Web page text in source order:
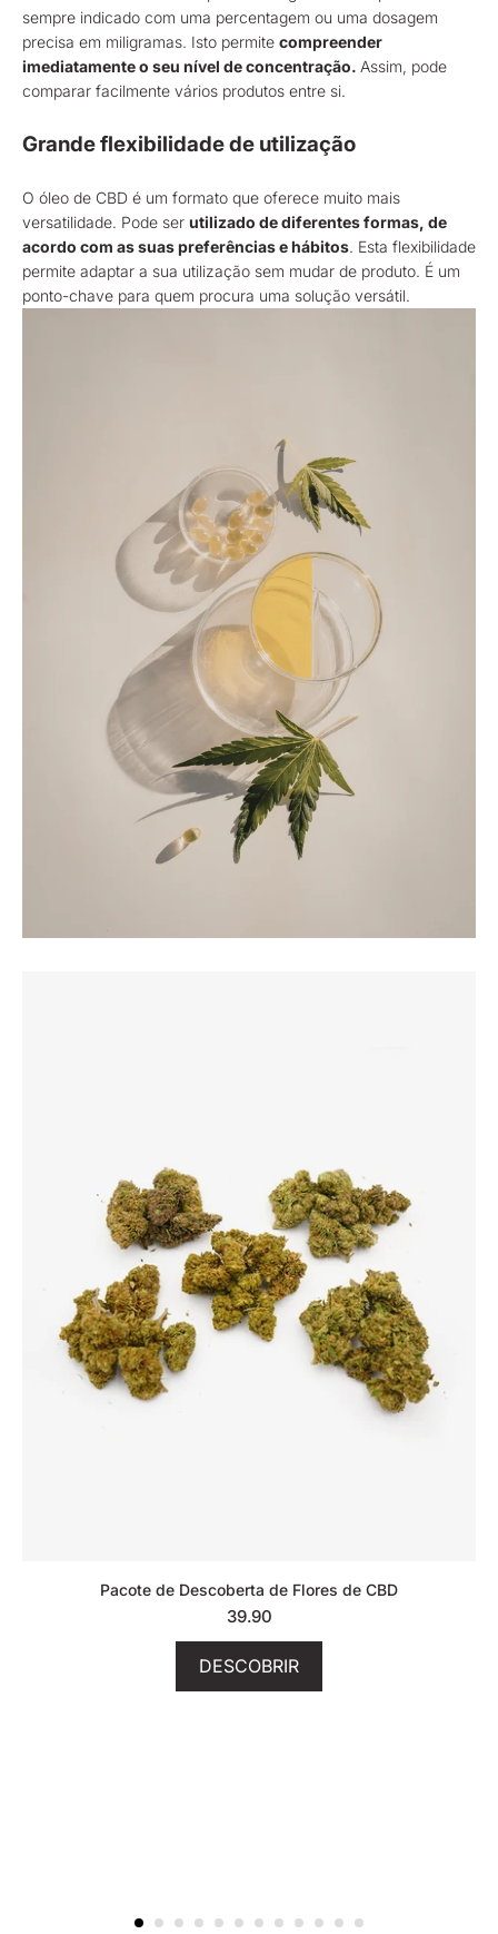
sempre indicado com uma percentagem ou uma dosagem
precisa em miligramas. Isto permite compreender
imediatamente o seu nível de concentração. Assim, pode
comparar facilmente vários produtos entre si.
Grande flexibilidade de utilização
O óleo de CBD é um formato que oferece muito mais
versatilidade. Pode ser utilizado de diferentes formas, de
acordo com as suas preferências e hábitos. Esta flexibilidade
permite adaptar a sua utilização sem mudar de produto. É um
ponto-chave para quem procura uma solução versátil.
Pacote de Descoberta de Flores de CBD
39.90
DESCOBRIR